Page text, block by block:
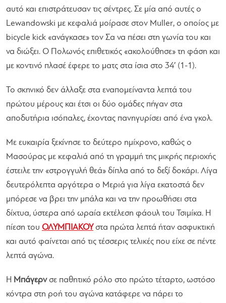
αυτό και επιστράτευσαν τις σέντρες. Σε μία από αυτές ο
Lewandowski με κεφαλιά μοίρασε στον Muller, ο οποίος με
bicycle kick «ανάγκασε» τον Σα να πέσει στη γωνία του και
να διώξει. Ο Πολωνός επιθετικός «ακολούθησε» τη φάση και
με κοντινό πλασέ έφερε το ματς στα ίσια στο 34′ (1-1).
Το σκηνικό δεν άλλαξε στα εναπομείναντα λεπτά του
πρώτου μέρους και έτσι οι δύο ομάδες πήγαν στα
αποδυτήρια ισόπαλες, έχοντας πανηγυρίσει από ένα γκολ.
Με ευκαιρία ξεκίνησε το δεύτερο ημίχρονο, καθώς ο
Μασούρας με κεφαλιά από τη γραμμή της μικρής περιοχής
έστειλε την «στρογγυλή θεά» δίπλα από το δεξί δοκάρι. Λίγα
δευτερόλεπτα αργότερα ο Μεριά για λίγα εκατοστά δεν
μπόρεσε να βρει την μπάλα και να την προωθήσει στα
δίχτυα, ύστερα από ωραία εκτέλεση φάουλ του Τσιμίκα. Η
πίεση του ΟΛΥΜΠΙΑΚΟΥστα πρώτα λεπτά ήταν ασφυκτική
και αυτό φαίνεται από τις τέσσερις τελικές που είχε σε πέντε
λεπτά αγώνα.
Η Μπάγερνσε παθητικό ρόλο στο πρώτο τέταρτο, ωστόσο
κόντρα στη ροή του αγώνα κατάφερε να πάρει το